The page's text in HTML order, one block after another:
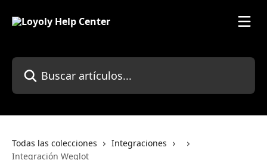
Buscar artículos...
Todas las colecciones
Integraciones
Integración Weglot